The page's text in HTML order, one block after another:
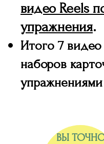
видео Reels
упражнения.
Итого 7
наборов
упражнениями
ВЫ